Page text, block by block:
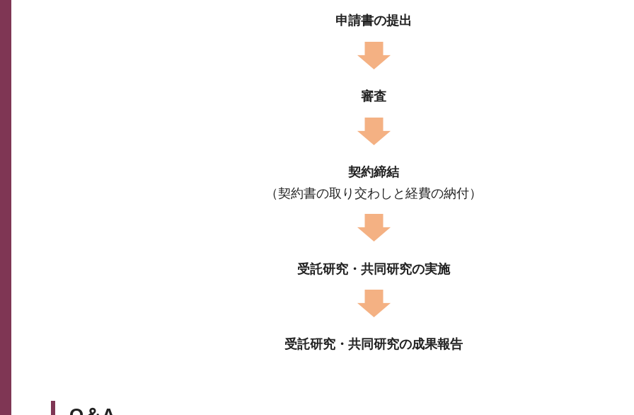
申請書の提出
審査
契約締結
（契約書の取り交わしと経費の納付）
受託研究・共同研究の実施
受託研究・共同研究の成果報告